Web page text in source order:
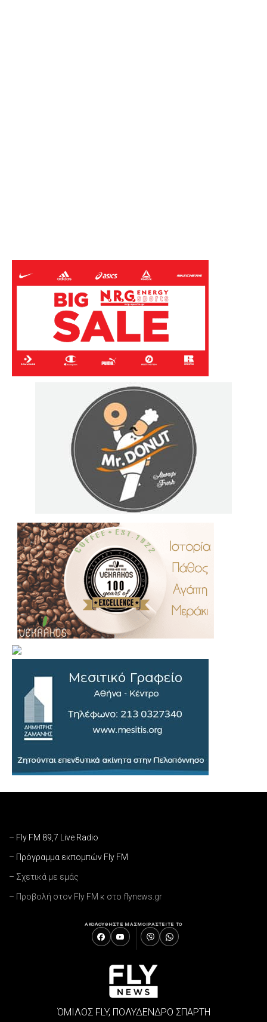
– Fly FM 89,7 Live Radio
– Πρόγραμμα εκπομπών Fly FM
– Σχετικά με εμάς
– Προβολή στον Fly FM κ στο flynews.gr
ΑΚΟΛΟΥΘΗΣΤΕ ΜΑΣΜΟΙΡΑΣΤΕΙΤΕ ΤΟ
ΌΜΙΛΟΣ FLY, ΠΟΛΥΔΕΝΔΡΟ ΣΠΑΡΤΗ